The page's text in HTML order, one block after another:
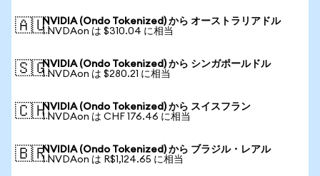
🇦🇺NVIDIA (Ondo Tokenized) から オーストラリアドル
1 NVDAon は $310.04 に相当
🇸🇬NVIDIA (Ondo Tokenized) から シンガポールドル
1 NVDAon は $280.21 に相当
🇨🇭NVIDIA (Ondo Tokenized) から スイスフラン
1 NVDAon は CHF 176.46 に相当
🇧🇷NVIDIA (Ondo Tokenized) から ブラジル・レアル
1 NVDAon は R$1,124.65 に相当